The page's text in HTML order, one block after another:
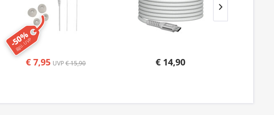
-50%
ggü. UVP
€ 7,95 UVP€ 15,90 € 14,90